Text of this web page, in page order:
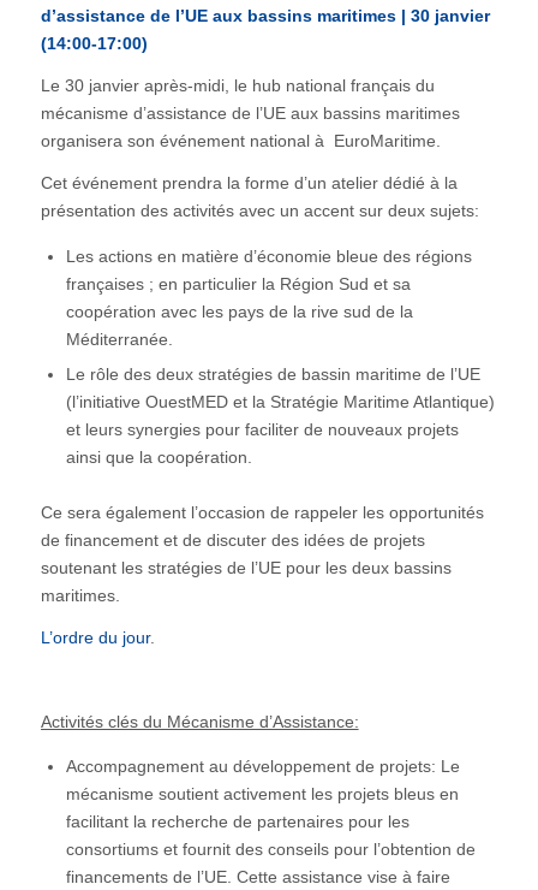
d’assistance de l’UE aux bassins maritimes | 30 janvier
(14:00-17:00)
Le 30 janvier après-midi, le hub national français du
mécanisme d’assistance de l’UE aux bassins maritimes
organisera son événement national à EuroMaritime.
Cet événement prendra la forme d’un atelier dédié à la
présentation des activités avec un accent sur deux sujets:
Les actions en matière d’économie bleue des régions
françaises ; en particulier la Région Sud et sa
coopération avec les pays de la rive sud de la
Méditerranée.
Le rôle des deux stratégies de bassin maritime de l’UE
(l’initiative OuestMED et la Stratégie Maritime Atlantique)
et leurs synergies pour faciliter de nouveaux projets
ainsi que la coopération.
Ce sera également l’occasion de rappeler les opportunités
de financement et de discuter des idées de projets
soutenant les stratégies de l’UE pour les deux bassins
maritimes.
L’ordre du jour.
Activités clés du Mécanisme d’Assistance:
Accompagnement au développement de projets: Le
mécanisme soutient activement les projets bleus en
facilitant la recherche de partenaires pour les
consortiums et fournit des conseils pour l’obtention de
financements de l’UE. Cette assistance vise à faire